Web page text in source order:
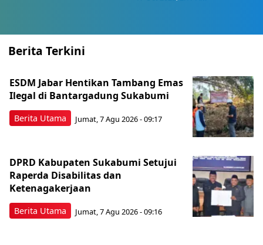
Berita Terkini
Berita Utama
ESDM Jabar Hentikan Tambang Emas
Ilegal di Bantargadung Sukabumi
Jumat, 7 Agu 2026 - 09:17
Berita Utama
DPRD Kabupaten Sukabumi Setujui
Raperda Disabilitas dan
Ketenagakerjaan
Jumat, 7 Agu 2026 - 09:16